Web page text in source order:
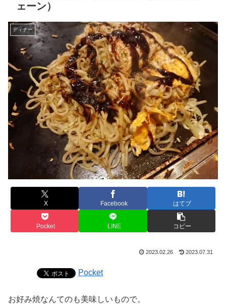
ェーン）
ディナー
X Facebook はてブ
Pocket LINE コピー
2023.02.26 2023.07.31
Pocket
お好み焼なんてのも美味しいもので。